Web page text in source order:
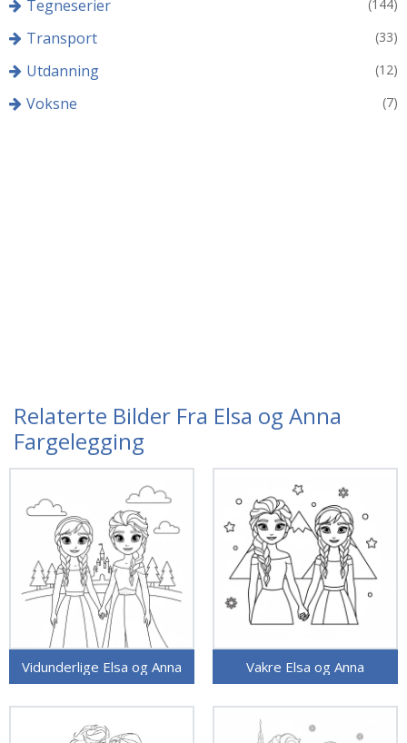
Tegneserier (144)
Transport (33)
Utdanning (12)
Voksne (7)
Relaterte Bilder Fra Elsa og Anna
Fargelegging
Vidunderlige Elsa og Anna Vakre Elsa og Anna